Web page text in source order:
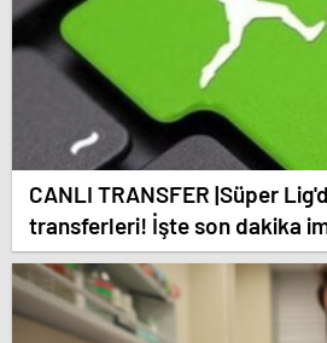
CANLI TRANSFER |Süper
transferleri! İşte son dakika